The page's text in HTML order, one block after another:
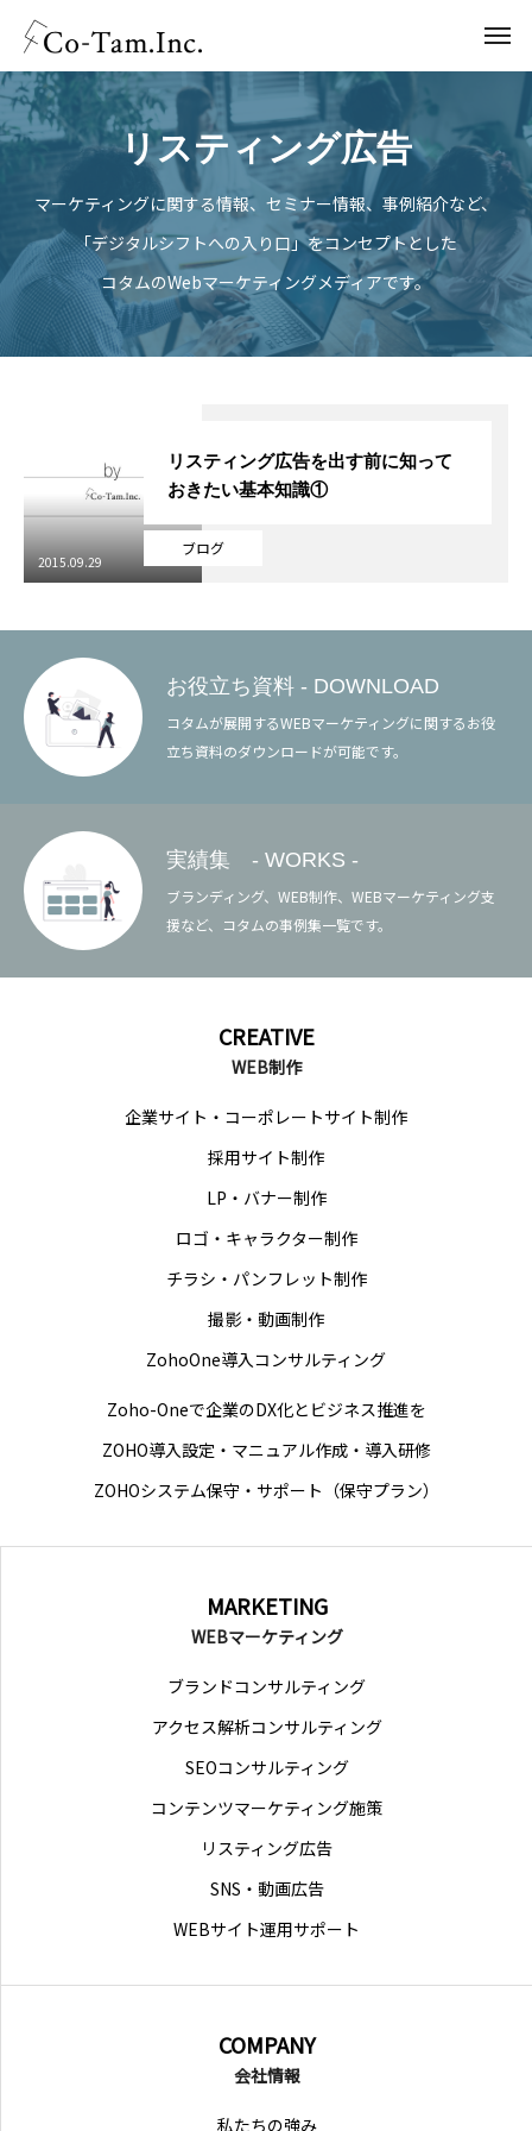
私たちの強み
お問い合わせ
リスティング広告
マーケティングに関する情報、セミナー情報、事例紹介など、
「デジタルシフトへの入り口」をコンセプトとした
コタムのWebマーケティングメディアです。
ブログ
リスティング広告を出す前に知って
おきたい基本知識①
2015.09.29
お役立ち資料 - DOWNLOAD
コタムが展開するWEBマーケティングに関するお役
立ち資料のダウンロードが可能です。
実績集 - WORKS -
ブランディング、WEB制作、WEBマーケティング支
援など、コタムの事例集一覧です。
CREATIVE
WEB制作
企業サイト・コーポレートサイト制作
採用サイト制作
LP・バナー制作
ロゴ・キャラクター制作
チラシ・パンフレット制作
撮影・動画制作
ZohoOne導入コンサルティング
Zoho-Oneで企業のDX化とビジネス推進を
ZOHO導入設定・マニュアル作成・導入研修
ZOHOシステム保守・サポート（保守プラン）
MARKETING
WEBマーケティング
ブランドコンサルティング
アクセス解析コンサルティング
SEOコンサルティング
コンテンツマーケティング施策
リスティング広告
SNS・動画広告
WEBサイト運用サポート
COMPANY
会社情報
私たちの強み